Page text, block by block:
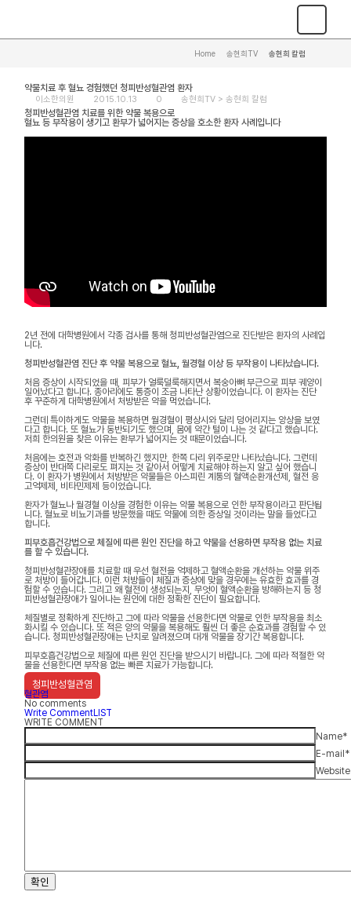
Home 송현희TV 송현희 칼럼
약물치료 후 혈뇨 경험했던 청피반성혈관염 환자
이소한의원 2015.10.13 0 송현희TV >송현희 칼럼
청피반성혈관염 치료를 위한 약물 복용으로
혈뇨 등 부작용이 생기고 환부가 넓어지는 증상을 호소한 환자 사례입니다
2년 전에 대학병원에서 각종 검사를 통해 청피반성혈관염으로 진단받은 환자의 사례입
니다.
청피반성혈관염 진단 후 약물 복용으로 혈뇨, 월경혈 이상 등 부작용이 나타났습니다.
처음 증상이 시작되었을 때, 피부가 얼룩덜룩해지면서 복숭아뼈 부근으로 피부 궤양이
일어났다고 합니다. 종아리에도 통증이 조금 나타난 상황이었습니다. 이 환자는 진단
후 꾸준하게 대학병원에서 처방받은 약을 먹었습니다.
그런데 특이하게도 약물을 복용하면 월경혈이 평상시와 달리 덩어리지는 양상을 보였
다고 합니다. 또 혈뇨가 동반되기도 했으며, 몸에 약간 털이 나는 것 같다고 했습니다.
저희 한의원을 찾은 이유는 환부가 넓어지는 것 때문이었습니다.
처음에는 호전과 악화를 반복하긴 했지만, 한쪽 다리 위주로만 나타났습니다. 그런데
증상이 반대쪽 다리로도 펴지는 것 같아서 어떻게 치료해야 하는지 알고 싶어 했습니
다. 이 환자가 병원에서 처방받은 약물들은 아스피린 계통의 혈액순환개선제, 혈전 응
고억제제, 비타민제제 등이었습니다.
환자가 혈뇨나 월경혈 이상을 경험한 이유는 약물 복용으로 인한 부작용이라고 판단됩
니다. 혈뇨로 비뇨기과를 방문했을 때도 약물에 의한 증상일 것이라는 말을 들었다고
합니다.
피부호흡건강법으로 체질에 따른 원인 진단을 하고 약물을 선용하면 부작용 없는 치료
를 할 수 있습니다.
청피반성혈관장애를 치료할 때 우선 혈전을 억제하고 혈액순환을 개선하는 약물 위주
로 처방이 들어갑니다. 이런 처방들이 체질과 증상에 맞을 경우에는 유효한 효과를 경
험할 수 있습니다. 그리고 왜 혈전이 생성되는지, 무엇이 혈액순환을 방해하는지 등 청
피반성혈관장애가 일어나는 원인에 대한 정확한 진단이 필요합니다.
체질별로 정확하게 진단하고 그에 따라 약물을 선용한다면 약물로 인한 부작용을 최소
화시킬 수 있습니다. 또 적은 양의 약물을 복용해도 훨씬 더 좋은 순효과를 경험할 수 있
습니다. 청피반성혈관장애는 난치로 알려졌으며 대개 약물을 장기간 복용합니다.
피부호흡건강법으로 체질에 따른 원인 진단을 받으시기 바랍니다. 그에 따라 적절한 약
물을 선용한다면 부작용 없는 빠른 치료가 가능합니다.
청피반성혈관염
혈관염
No comments
Write CommentLIST
WRITE COMMENT
Name*
E-mail*
Website
확인